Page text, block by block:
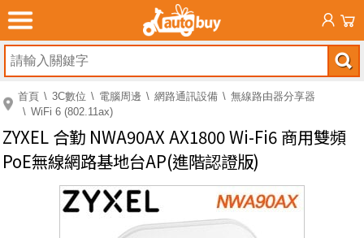
首頁 3C數位 電腦周邊 網路通訊設備
無線路由器分享器
WiFi 6 (802.11ax)
ZYXEL 合勤 NWA90AX AX1800 Wi-Fi6 商用雙頻
PoE無線網路基地台AP(進階認證版)